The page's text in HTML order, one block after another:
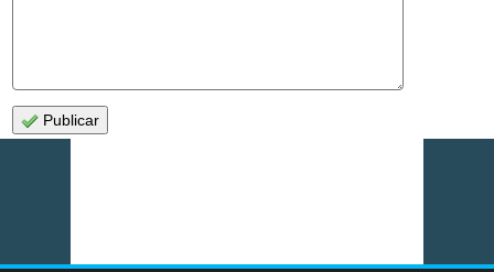
Publicar